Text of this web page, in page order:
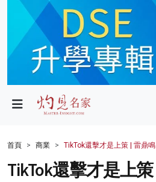
政局
財經
生活
首頁 商業 TikTok還擊才是上策 | 雷鼎鳴
TikTok還擊才是上策